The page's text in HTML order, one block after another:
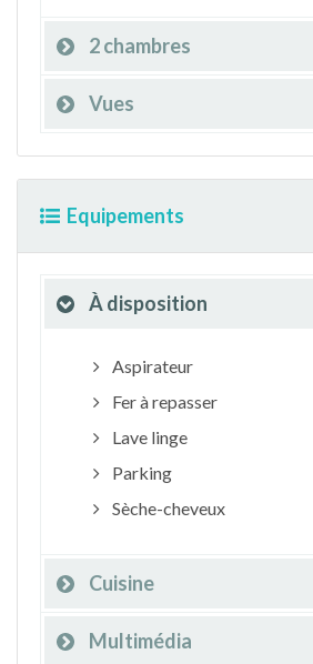
2 chambres
Vues
Equipements
À disposition
Aspirateur
Fer à repasser
Lave linge
Parking
Sèche-cheveux
Cuisine
Multimédia